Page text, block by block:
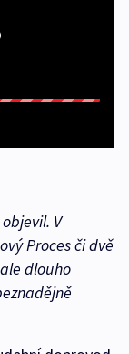
V
Procesči dvě
dlouho